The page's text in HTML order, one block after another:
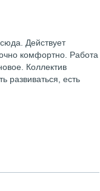
Действует
комфортно. Работа
Коллектив
развиваться, есть